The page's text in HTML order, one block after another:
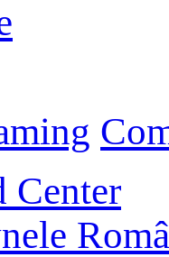
Center